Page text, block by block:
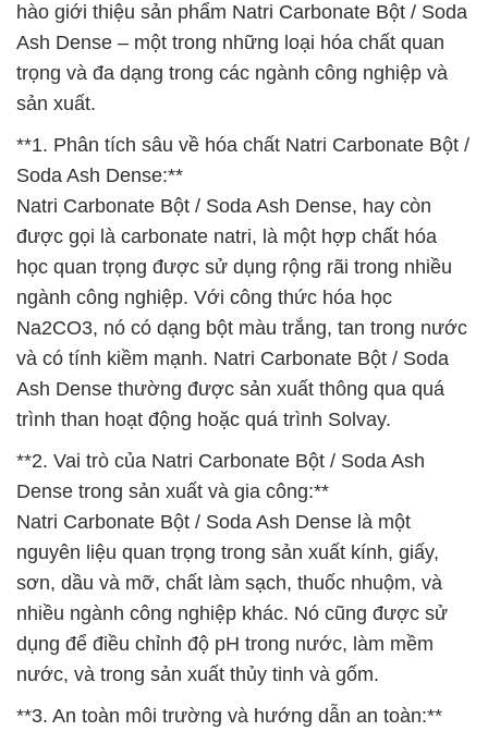
hào giới thiệu sản phẩm Natri Carbonate Bột / Soda
Ash Dense – một trong những loại hóa chất quan
trọng và đa dạng trong các ngành công nghiệp và
sản xuất.
**1. Phân tích sâu về hóa chất Natri Carbonate Bột /
Soda Ash Dense:**
Natri Carbonate Bột / Soda Ash Dense, hay còn
được gọi là carbonate natri, là một hợp chất hóa
học quan trọng được sử dụng rộng rãi trong nhiều
ngành công nghiệp. Với công thức hóa học
Na2CO3, nó có dạng bột màu trắng, tan trong nước
và có tính kiềm mạnh. Natri Carbonate Bột / Soda
Ash Dense thường được sản xuất thông qua quá
trình than hoạt động hoặc quá trình Solvay.
**2. Vai trò của Natri Carbonate Bột / Soda Ash
Dense trong sản xuất và gia công:**
Natri Carbonate Bột / Soda Ash Dense là một
nguyên liệu quan trọng trong sản xuất kính, giấy,
sơn, dầu và mỡ, chất làm sạch, thuốc nhuộm, và
nhiều ngành công nghiệp khác. Nó cũng được sử
dụng để điều chỉnh độ pH trong nước, làm mềm
nước, và trong sản xuất thủy tinh và gốm.
**3. An toàn môi trường và hướng dẫn an toàn:**